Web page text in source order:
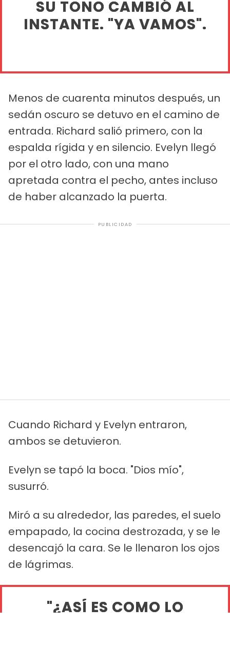
SU TONO CAMBIÓ AL
INSTANTE. "YA VAMOS".
Menos de cuarenta minutos después, un
sedán oscuro se detuvo en el camino de
entrada. Richard salió primero, con la
espalda rígida y en silencio. Evelyn llegó
por el otro lado, con una mano
apretada contra el pecho, antes incluso
de haber alcanzado la puerta.
PUBLICIDAD
Cuando Richard y Evelyn entraron,
ambos se detuvieron.
Evelyn se tapó la boca. "Dios mío",
susurró.
Miró a su alrededor, las paredes, el suelo
empapado, la cocina destrozada, y se le
desencajó la cara. Se le llenaron los ojos
de lágrimas.
"¿ASÍ ES COMO LO